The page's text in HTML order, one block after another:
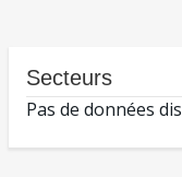
Secteurs
Pas de données